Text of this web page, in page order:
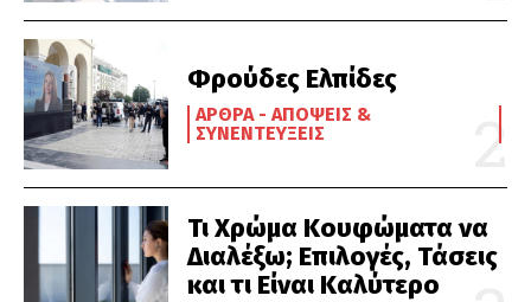
Φρούδες Ελπίδες
ΆΡΘΡΑ - ΑΠΌΨΕΙΣ &
ΣΥΝΕΝΤΕΎΞΕΙΣ
Τι Χρώμα Κουφώματα να
Διαλέξω; Επιλογές, Τάσεις
και τι Είναι Καλύτερο